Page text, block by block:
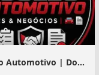
Núcleo Automotivo | Docs & Negócios